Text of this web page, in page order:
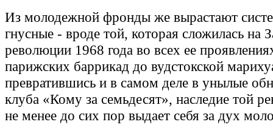
Из молодежной фронды же вырастают
гнусные - вроде той, которая сложилась на
революции 1968 года во всех ее
парижских баррикад до вудстокской
превратившись и в самом деле в унылые
клуба «Кому за семьдесят», наследие той
не менее до сих пор выдает себя за дух